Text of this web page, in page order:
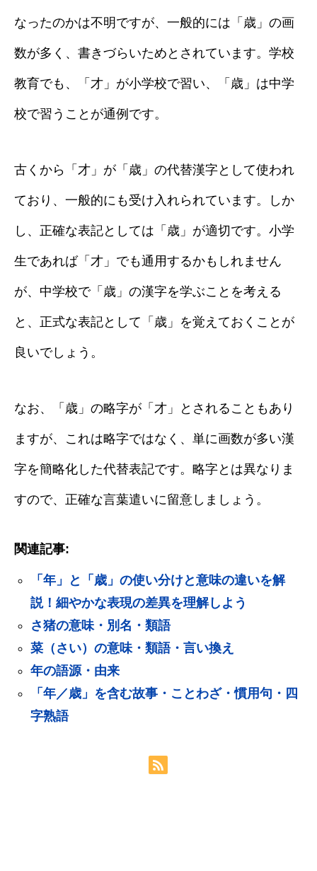
なったのかは不明ですが、一般的には「歳」の画
数が多く、書きづらいためとされています。学校
教育でも、「才」が小学校で習い、「歳」は中学
校で習うことが通例です。
古くから「才」が「歳」の代替漢字として使われ
ており、一般的にも受け入れられています。しか
し、正確な表記としては「歳」が適切です。小学
生であれば「才」でも通用するかもしれません
が、中学校で「歳」の漢字を学ぶことを考える
と、正式な表記として「歳」を覚えておくことが
良いでしょう。
なお、「歳」の略字が「才」とされることもあり
ますが、これは略字ではなく、単に画数が多い漢
字を簡略化した代替表記です。略字とは異なりま
すので、正確な言葉遣いに留意しましょう。
関連記事:
「年」と「歳」の使い分けと意味の違いを解
説！細やかな表現の差異を理解しよう
さ猪の意味・別名・類語
菜（さい）の意味・類語・言い換え
年の語源・由来
「年／歳」を含む故事・ことわざ・慣用句・四
字熟語